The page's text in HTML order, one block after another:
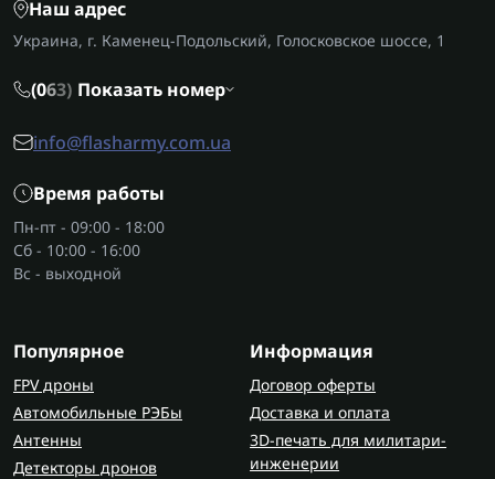
необходимый уровень усиления;
угол излучения;
габариты и вес для совместимости с
Антенна хеликс должна быть не только
производительной, но и удобно
интегрированной в вашу систему.
Где приобрести антенны
Надежные военные антенны helix доступны в
гарантию качества, проверенные модели и
быструю доставку по Украине.
Наш адрес
Украина, г. Каменец-Подольский, Голосковское шоссе, 1
(063) Показать номер
info@flasharmy.com.ua
Время работы
Пн-пт - 09:00 - 18:00
Сб - 10:00 - 16:00
Вс - выходной
Популярное
FPV дроны
Автомобильные РЭБы
Антенны
Детекторы дронов
Информация
Договор оферты
Доставка и оплата
3D-печать для милитари-
инженерии